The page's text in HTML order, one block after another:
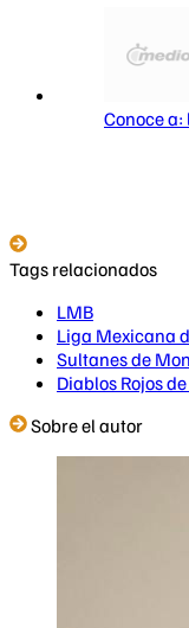
Conoce a:
Tags relacionados
LMB
Liga Mexicana
Sultanes de
Diablos Rojos
Sobre el autor